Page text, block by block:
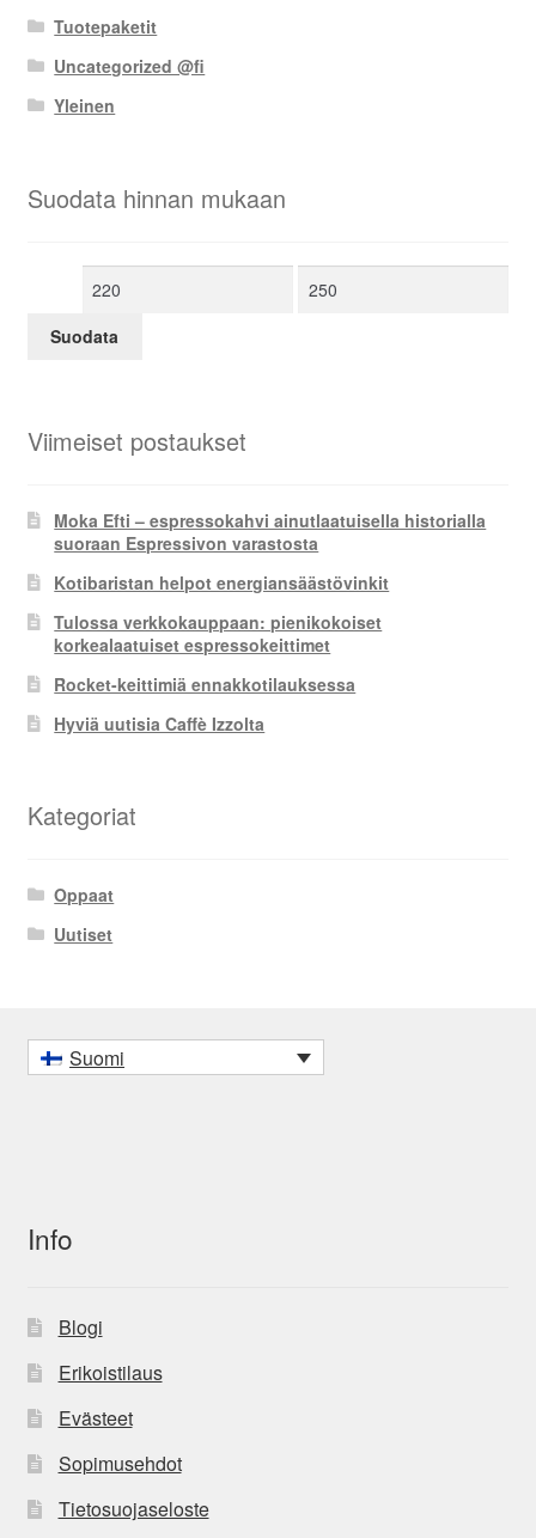
Tuotepaketit
Uncategorized @fi
Yleinen
Suodata hinnan mukaan
Minimihinta Maksimihinta
Suodata
Viimeiset postaukset
Moka Efti – espressokahvi ainutlaatuisella historialla
suoraan Espressivon varastosta
Kotibaristan helpot energiansäästövinkit
Tulossa verkkokauppaan: pienikokoiset
korkealaatuiset espressokeittimet
Rocket-keittimiä ennakkotilauksessa
Hyviä uutisia Caffè Izzolta
Kategoriat
Oppaat
Uutiset
Suomi
Info
Blogi
Erikoistilaus
Evästeet
Sopimusehdot
Tietosuojaseloste